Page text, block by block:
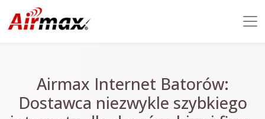
Airmax Internet Batorów:
Dostawca niezwykle szybkiego